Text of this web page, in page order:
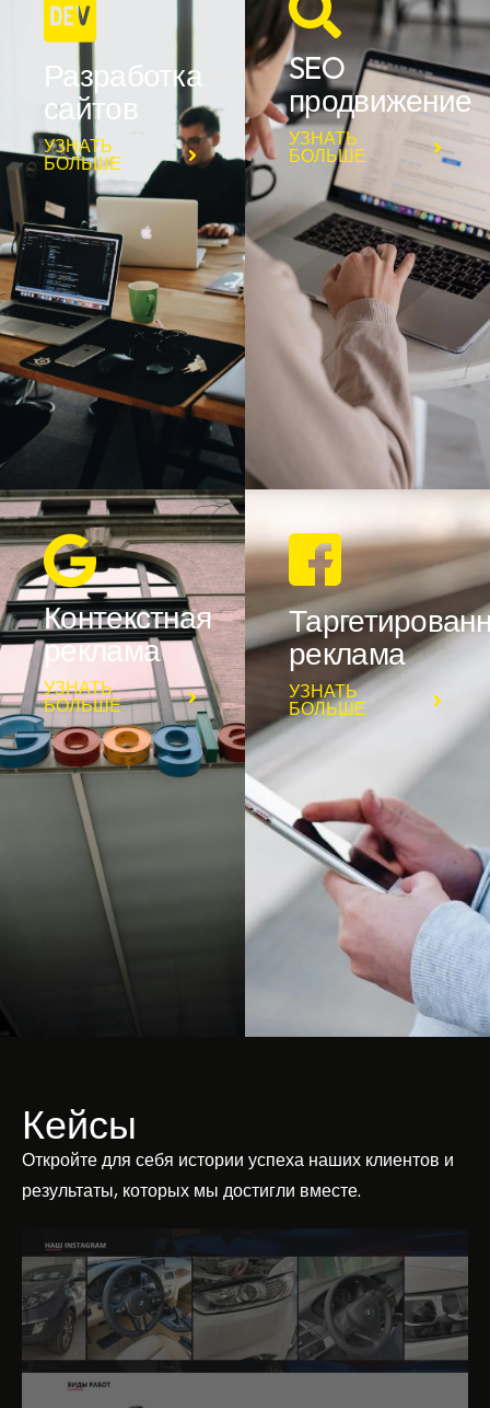
Разработка
сайтов
УЗНАТЬ
БОЛЬШЕ
SEO
продвижение
УЗНАТЬ
БОЛЬШЕ
Контекстная
реклама
УЗНАТЬ
БОЛЬШЕ
реклама
УЗНАТЬ
БОЛЬШЕ
Кейсы
Откройте для себя истории успеха наших клиентов и
результаты, которых мы достигли вместе.